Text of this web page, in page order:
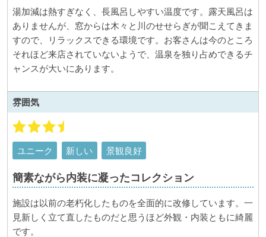
湯加減は熱すぎなく、長風呂しやすい温度です。露天風呂は
ありませんが、窓からは木々と川のせせらぎが聞こえてきま
すので、リラックスできる環境です。お客さんは今のところ
それほど来店されていないようで、温泉を独り占めできるチ
ャンスが大いにあります。
雰囲気
ユニーク 新しい 景観良好
簡素ながら内装に凝ったコレクション
施設は以前の老朽化したものを全面的に改修しています。一
見新しく立て直したものだと思うほど外観・内装ともに綺麗
です。